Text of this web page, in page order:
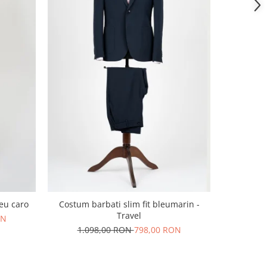
caro
Costum barbati slim fit bleumarin -
Travel
1.098,00 RON798,00 RON